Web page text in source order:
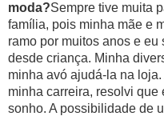
moda?Sempre tive muita
família, pois minha mãe e
ramo por muitos anos e
desde criança. Minha
minha avó ajudá-la na
minha carreira, resolvi que
sonho. A possibilidade de